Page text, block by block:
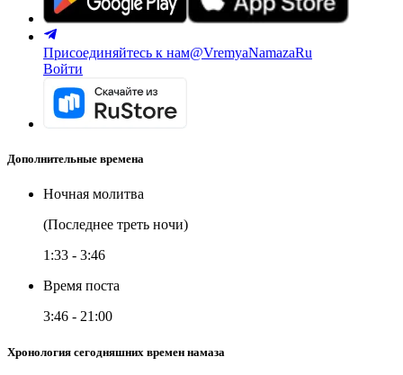
Присоединяйтесь к нам@VremyaNamazaRu
Войти
Дополнительные времена
Ночная молитва
(Последнее треть ночи)
1:33 - 3:46
Время поста
3:46 - 21:00
Хронология сегодняшних времен намаза